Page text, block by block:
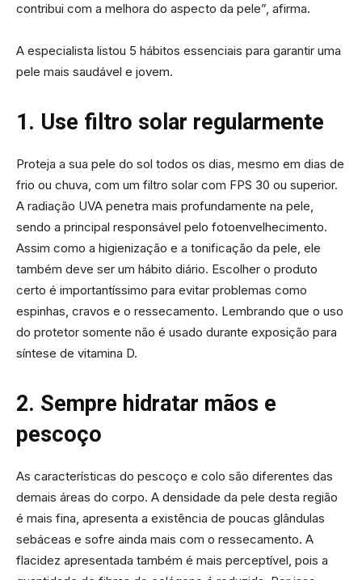
contribui com a melhora do aspecto da pele”, afirma.
A especialista listou 5 hábitos essenciais para garantir uma
pele mais saudável e jovem.
1. Use filtro solar regularmente
Proteja a sua pele do sol todos os dias, mesmo em dias de
frio ou chuva, com um filtro solar com FPS 30 ou superior.
A radiação UVA penetra mais profundamente na pele,
sendo a principal responsável pelo fotoenvelhecimento.
Assim como a higienização e a tonificação da pele, ele
também deve ser um hábito diário. Escolher o produto
certo é importantíssimo para evitar problemas como
espinhas, cravos e o ressecamento. Lembrando que o uso
do protetor somente não é usado durante exposição para
síntese de vitamina D.
2. Sempre hidratar mãos e
pescoço
As características do pescoço e colo são diferentes das
demais áreas do corpo. A densidade da pele desta região
é mais fina, apresenta a existência de poucas glândulas
sebáceas e sofre ainda mais com o ressecamento. A
flacidez apresentada também é mais perceptível, pois a